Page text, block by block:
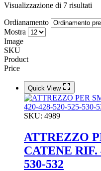
Visualizzazione di 7 risultati
Ordianamento
Mostra
Image
SKU
Product
Price
Quick View
SKU: 4989
ATTREZZO
CATENE RIF.
530-532